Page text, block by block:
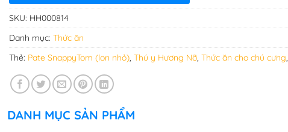
SKU: HH000814
Danh mục: Thức ăn
Thẻ: Pate SnappyTom (lon nhỏ), Thú y Hương Nỡ, Thức ăn cho chú cưng,
DANH MỤC SẢN PHẨM